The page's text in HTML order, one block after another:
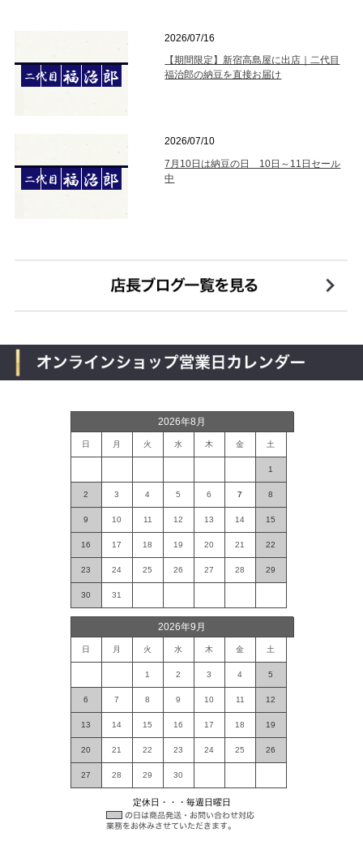
2026/07/16
【期間限定】新宿高島屋に出店｜二代目
福治郎の納豆を直接お届け
2026/07/10
7月10日は納豆の日 10日～11日セール
中
2026年8月
日 月 火 水 木 金 土
1
2 3 4 5 6 7 8
9 10 11 12 13 14 15
16 17 18 19 20 21 22
23 24 25 26 27 28 29
30 31
2026年9月
日 月 火 水 木 金 土
1 2 3 4 5
6 7 8 9 10 11 12
13 14 15 16 17 18 19
20 21 22 23 24 25 26
27 28 29 30
定休日・・・毎週日曜日